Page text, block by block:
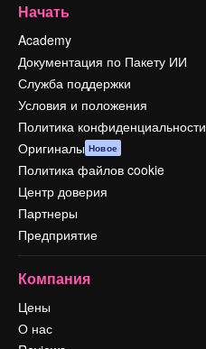
Начать
Academy
Документация по Пакету ИИ
Служба поддержки
Условия и положения
Политика конфиденциальности
Оригиналы Новое
Политика файлов cookie
Центр доверия
Партнеры
Предприятие
Компания
Цены
О нас